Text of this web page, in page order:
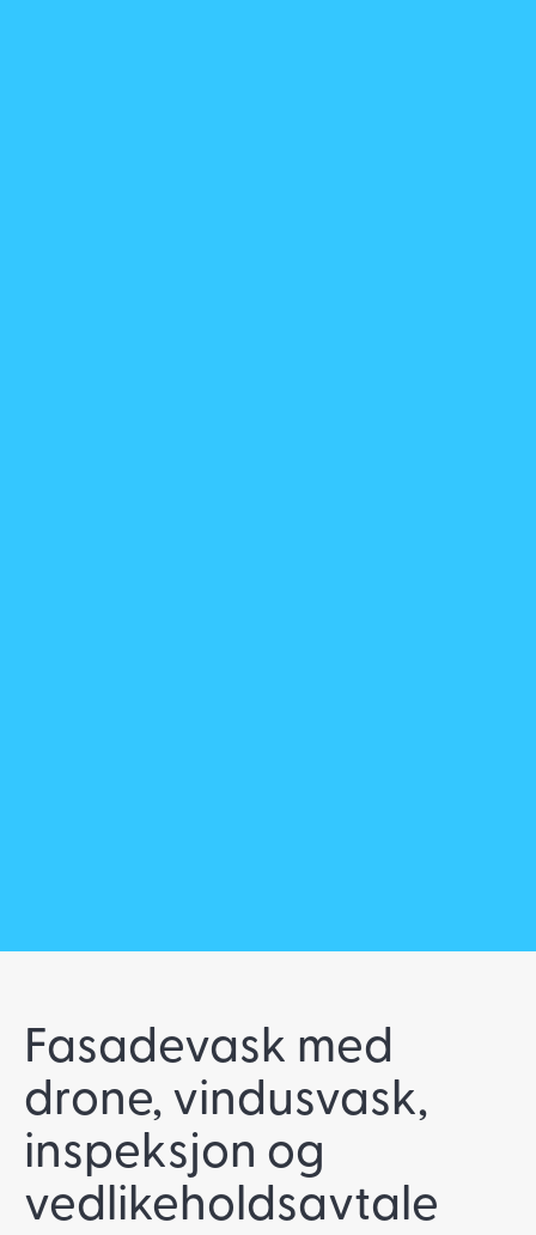
Fasadevask med
drone, vindusvask,
inspeksjon og
vedlikeholdsavtale